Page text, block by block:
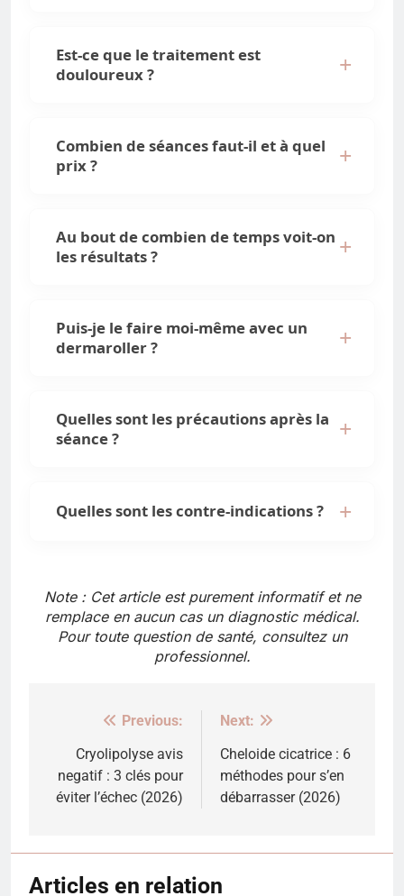
Est-ce que le traitement est
douloureux ?
Combien de séances faut-il et à quel
prix ?
Au bout de combien de temps voit-on
les résultats ?
Puis-je le faire moi-même avec un
dermaroller ?
Quelles sont les précautions après la
séance ?
Quelles sont les contre-indications ?
Note : Cet article est purement informatif et ne
remplace en aucun cas un diagnostic médical.
Pour toute question de santé, consultez un
professionnel.
Navigation
l’article
Previous:
Cryolipolyse avis
negatif : 3 clés pour
éviter l’échec (2026)
Next:
Cheloide cicatrice : 6
méthodes pour s’en
débarrasser (2026)
Articles en relation